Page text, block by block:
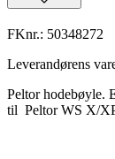
FKnr.: 50348272
Leverandørens
Peltor hodebøyle.
til Peltor WS X/